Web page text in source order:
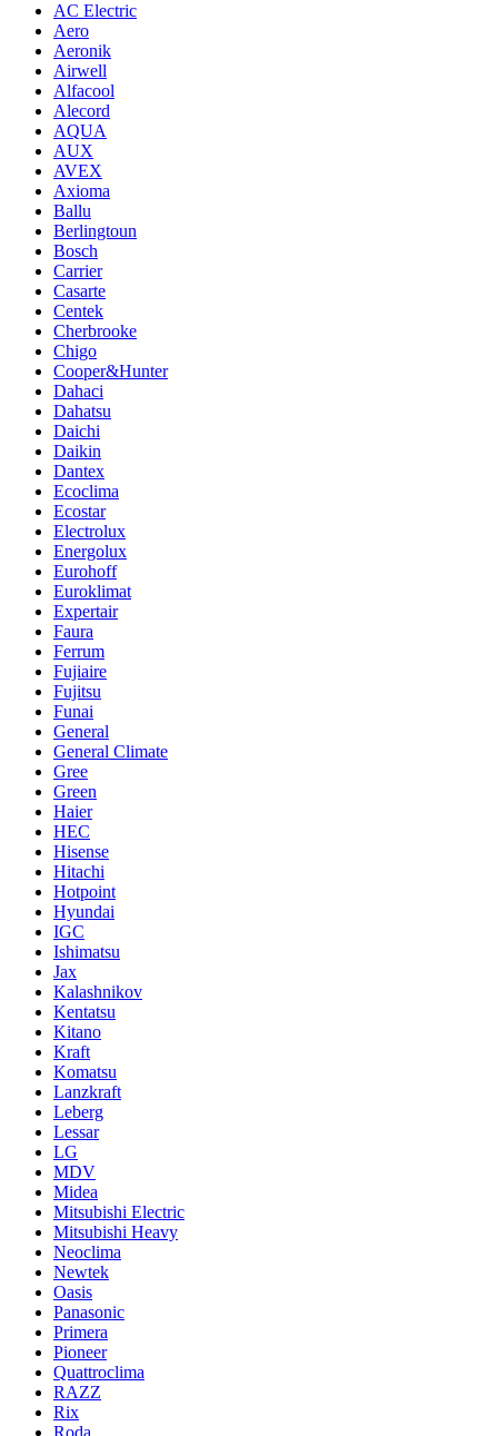
AC Electric
Aero
Aeronik
Airwell
Alfacool
Alecord
AQUA
AUX
AVEX
Axioma
Ballu
Berlingtoun
Bosch
Carrier
Casarte
Centek
Cherbrooke
Chigo
Cooper&Hunter
Dahaci
Dahatsu
Daichi
Daikin
Dantex
Ecoclima
Ecostar
Electrolux
Energolux
Eurohoff
Euroklimat
Expertair
Faura
Ferrum
Fujiaire
Fujitsu
Funai
General
General Climate
Gree
Green
Haier
HEC
Hisense
Hitachi
Hotpoint
Hyundai
IGC
Ishimatsu
Jax
Kalashnikov
Kentatsu
Kitano
Kraft
Komatsu
Lanzkraft
Leberg
Lessar
LG
MDV
Midea
Mitsubishi Electric
Mitsubishi Heavy
Neoclima
Newtek
Oasis
Panasonic
Primera
Pioneer
Quattroclima
RAZZ
Rix